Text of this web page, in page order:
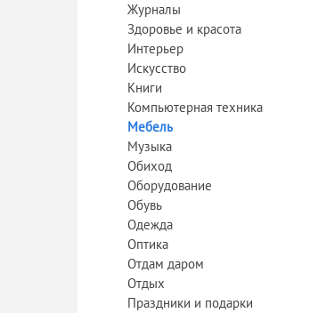
Журналы
Здоровье и красота
Интерьер
Искусство
Книги
Компьютерная техника
Мебель
Музыка
Обиход
Оборудование
Обувь
Одежда
Оптика
Отдам даром
Отдых
Праздники и подарки